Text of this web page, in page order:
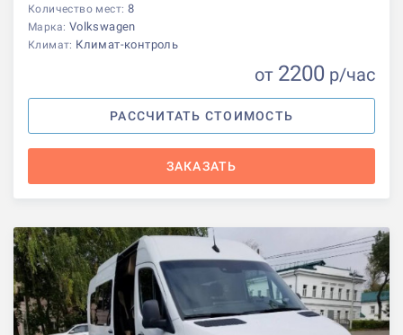
Количество мест: 8
Марка: Volkswagen
Климат: Климат-контроль
от 2200 р/час
РАССЧИТАТЬ СТОИМОСТЬ
ЗАКАЗАТЬ